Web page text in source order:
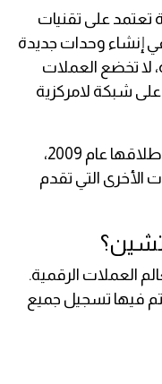
تعتمد على تقنيات
إنشاء وحدات جديدة
لا تخضع العملات
على شبكة لامركزية
أول عملة رقمية تم إطلاقها عام 2009،
التي تقدم
العملات الرقمية.
فيها تسجيل جميع